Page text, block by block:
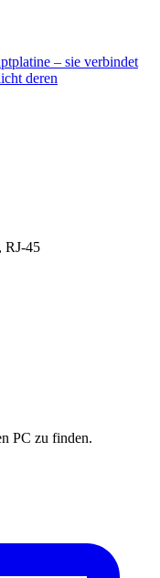
– sie verbindet
deren
45
PC zu finden.